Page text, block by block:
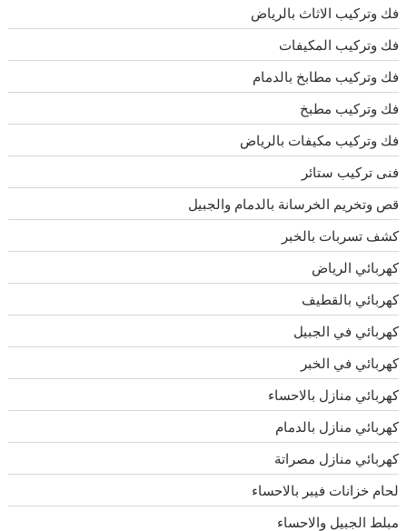
فك وتركيب الاثاث بالرياض
فك وتركيب المكيفات
فك وتركيب مطابخ بالدمام
فك وتركيب مطبخ
فك وتركيب مكيفات بالرياض
فنى تركيب ستائر
قص وتخريم الخرسانة بالدمام والجبيل
كشف تسربات بالخبر
كهربائي الرياض
كهربائي بالقطيف
كهربائي في الجبيل
كهربائي في الخبر
كهربائي منازل بالاحساء
كهربائي منازل بالدمام
كهربائي منازل مصراتة
لحام خزانات فيبر بالاحساء
مبلط الجبيل والاحساء